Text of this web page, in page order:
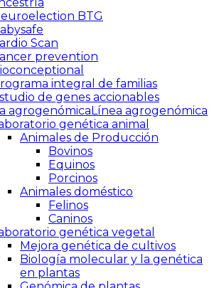
BTG
Scan
prevention
integral de familias
de genes accionables
Línea agrogenómica
genética animal
Animales de Producción
Bovinos
Equinos
Porcinos
Animales doméstico
Felinos
Caninos
genética vegetal
Mejora genética de cultivos
Biología molecular y la genética
en plantas